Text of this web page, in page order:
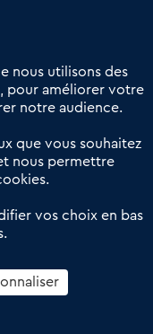
aux transactions
du commerce de
nous utilisons des
pour améliorer votre
notre audience.
que vous souhaitez
nous permettre
vos choix en bas